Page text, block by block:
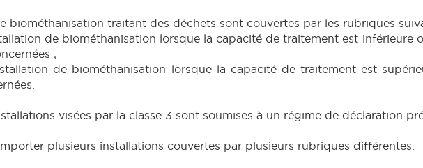
biométhanisation traitant des déchets sont couvertes par les rubriques
de biométhanisation lorsque la capacité de traitement est inférieure
;
de biométhanisation lorsque la capacité de traitement est
visées par la classe 3 sont soumises à un régime de déclaration
plusieurs installations couvertes par plusieurs rubriques différentes.